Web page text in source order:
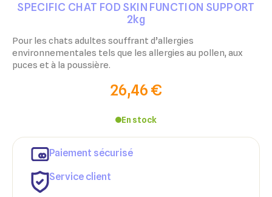
SPECIFIC CHAT FOD SKIN FUNCTION SUPPORT
2kg
Pour les chats adultes souffrant d’allergies
environnementales tels que les allergies au pollen, aux
puces et à la poussière.
26,46 €
En stock
Paiement sécurisé
Service client